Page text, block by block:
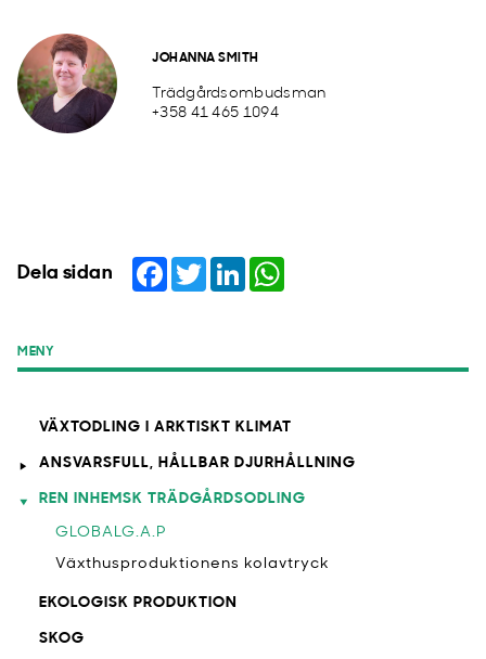
JOHANNA SMITH
Trädgårdsombudsman
+358 41 465 1094
Dela sidan Facebook
TwitterLinkedIn
MENY
VÄXTODLING I ARKTISKT KLIMAT
ANSVARSFULL, HÅLLBAR DJURHÅLLNING
REN INHEMSK TRÄDGÅRDSODLING
GLOBALG.A.P
Växthusproduktionens kolavtryck
EKOLOGISK PRODUKTION
SKOG